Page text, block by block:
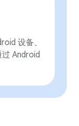
设备、
Android